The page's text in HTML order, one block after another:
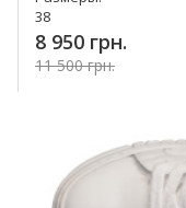
38
8 950 грн.
11 500 грн.